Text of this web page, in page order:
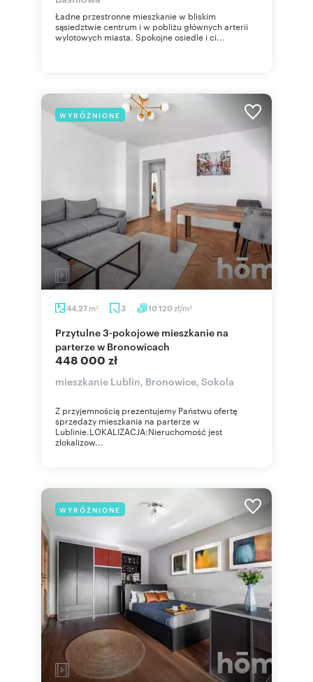
Ładne przestronne mieszkanie w bliskim
sąsiedztwie centrum i w pobliżu głównych arterii
wylotowych miasta. Spokojne osiedle i ci...
WYRÓŻNIONE
44,27 m2 3 10 120zł/m2
Przytulne 3-pokojowe mieszkanie na
parterze w Bronowicach
448 000 zł
mieszkanie Lublin, Bronowice, Sokola
Z przyjemnością prezentujemy Państwu ofertę
sprzedaży mieszkania na parterze w
Lublinie.LOKALIZACJA:Nieruchomość jest
zlokalizow...
WYRÓŻNIONE